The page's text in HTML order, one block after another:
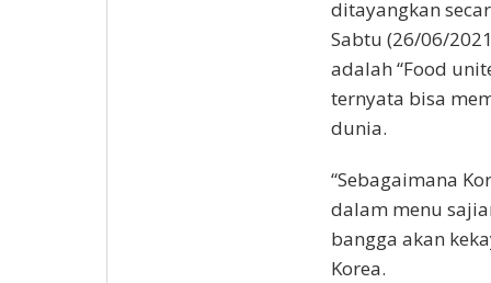
ditayangkan
Sabtu (26/06/
adalah “Food
ternyata bisa
dunia.
“Sebagaimana
dalam menu
bangga akan
Korea.